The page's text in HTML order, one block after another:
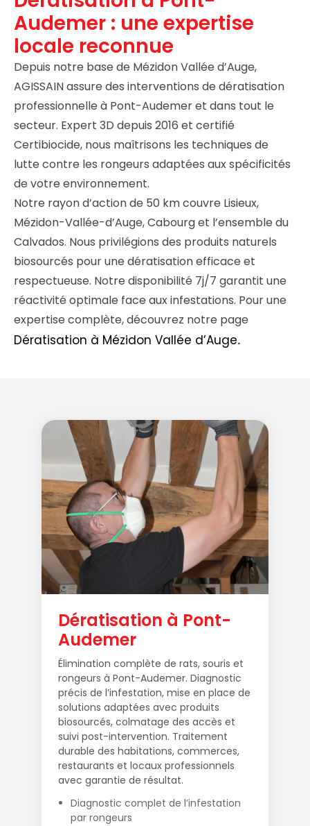
Audemer : une expertise
locale reconnue
Depuis notre base de Mézidon Vallée d’Auge,
AGISSAIN assure des interventions de dératisation
professionnelle à Pont-Audemer et dans tout le
secteur. Expert 3D depuis 2016 et certifié
Certibiocide, nous maîtrisons les techniques de
lutte contre les rongeurs adaptées aux spécificités
de votre environnement.
Notre rayon d’action de 50 km couvre Lisieux,
Mézidon-Vallée-d’Auge, Cabourg et l’ensemble du
Calvados. Nous privilégions des produits naturels
biosourcés pour une dératisation efficace et
respectueuse. Notre disponibilité 7j/7 garantit une
réactivité optimale face aux infestations. Pour une
expertise complète, découvrez notre page
Dératisation à Mézidon Vallée d’Auge.
Dératisation à Pont-
Audemer
Élimination complète de rats, souris et
rongeurs à Pont-Audemer. Diagnostic
précis de l’infestation, mise en place de
solutions adaptées avec produits
biosourcés, colmatage des accès et
suivi post-intervention. Traitement
durable des habitations, commerces,
restaurants et locaux professionnels
avec garantie de résultat.
Diagnostic complet de l’infestation
par rongeurs